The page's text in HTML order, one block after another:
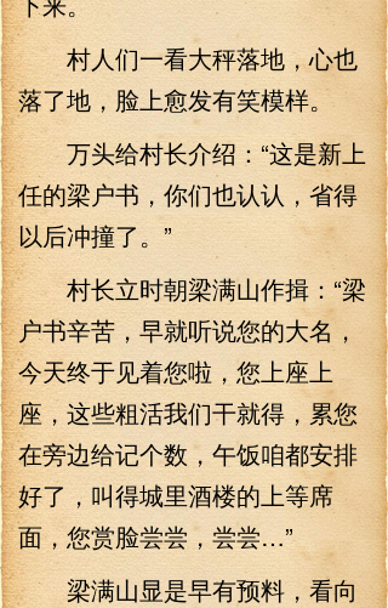
村人们一看大秤落地，心也
落了地，脸上愈发有笑模样。
万头给村长介绍：“这是新上
任的梁户书，你们也认认，省得
以后冲撞了。”
村长立时朝梁满山作揖：“梁
户书辛苦，早就听说您的大名，
今天终于见着您啦，您上座上
座，这些粗活我们干就得，累您
在旁边给记个数，午饭咱都安排
好了，叫得城里酒楼的上等席
面，您赏脸尝尝，尝尝…”
梁满山显是早有预料，看向